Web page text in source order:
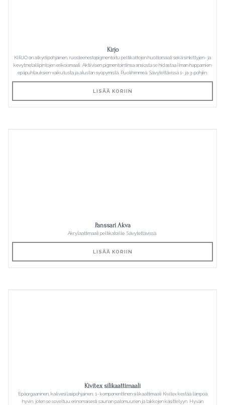
Kirjo
KIRJO on alkydipohjainen, ruosteenestopigmentoitu peltikattojen huoltomaali sekä sinkittyjen- ja
kevytmetallipintojen erikoismaali. Aktiivisen pigmentointinsa ansiosta se hidastaa ilman happamien
epäpuhtauksien vaikutusta ja alustan syöpymistä. Puolihimmeä. Sävytettävissä 1- ja 3-pohjiin.
LISÄÄ KORIIN
Panssari Akva
Akrylaattimaali peltikatoille. Sävytettävissä.
LISÄÄ KORIIN
Kivitex silikaattimaali
Epäorgaaninen, kalivesilasipohjainen, 1- komponenttinen silikaattimaali Kivitex kestää lämpöä
hyvin, joten se soveltuu erinomaisesti saunan palomuurien ja takkojen käsittelyyn. Hyvän